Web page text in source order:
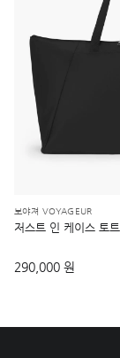
보야져 VOYAGEUR
저스트 인 케이스 토
290,000 원